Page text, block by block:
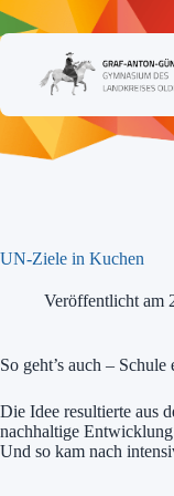
Zum
Inhalt
UN-Ziele in Kuchen
Veröffentlicht am
So geht’s auch –
Die Idee resultierte aus
nachhaltige
Und so kam nach